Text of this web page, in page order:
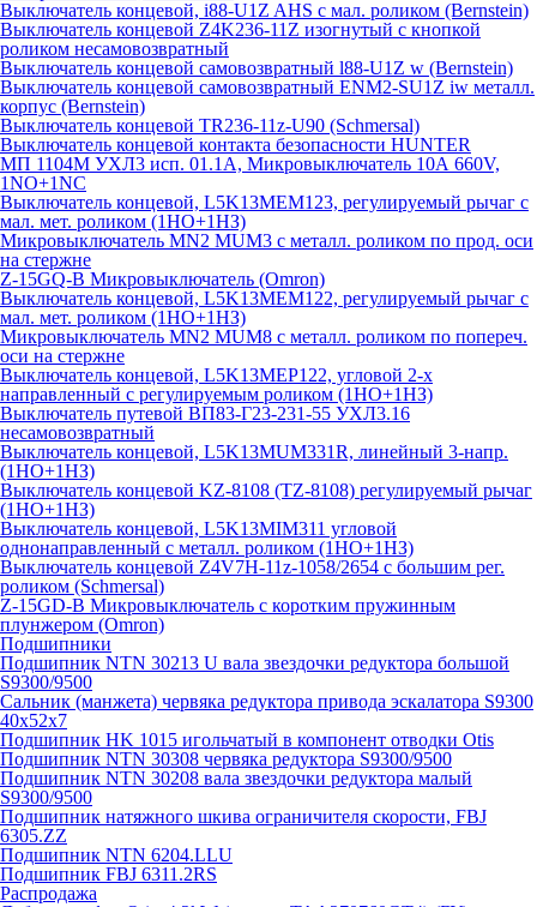
Выключатель концевой, i88-U1Z AHS с мал. роликом (Bernstein)
Выключатель концевой Z4K236-11Z изогнутый с кнопкой
роликом несамовозвратный
Выключатель концевой самовозвратный l88-U1Z w (Bernstein)
Выключатель концевой самовозвратный ENM2-SU1Z iw металл.
корпус (Bernstein)
Выключатель концевой TR236-11z-U90 (Schmersal)
Выключатель концевой контакта безопасности HUNTER
МП 1104М УХЛ3 исп. 01.1А, Микровыключатель 10А 660V,
1NO+1NC
Выключатель концевой, L5K13MEM123, регулируемый рычаг с
мал. мет. роликом (1НО+1НЗ)
Микровыключатель MN2 MUM3 с металл. роликом по прод. оси
на стержне
Z-15GQ-B Микровыключатель (Omron)
Выключатель концевой, L5K13MEM122, регулируемый рычаг с
мал. мет. роликом (1НО+1НЗ)
Микровыключатель MN2 MUM8 с металл. роликом по попереч.
оси на стержне
Выключатель концевой, L5K13MEP122, угловой 2-х
направленный с регулируемым роликом (1НО+1НЗ)
Выключатель путевой ВП83-Г23-231-55 УХЛ3.16
несамовозвратный
Выключатель концевой, L5K13MUM331R, линейный 3-напр.
(1НО+1НЗ)
Выключатель концевой KZ-8108 (TZ-8108) регулируемый рычаг
(1НО+1НЗ)
Выключатель концевой, L5K13MIM311 угловой
однонаправленный с металл. роликом (1НО+1НЗ)
Выключатель концевой Z4V7H-11z-1058/2654 с большим рег.
роликом (Schmersal)
Z-15GD-B Микровыключатель с коротким пружинным
плунжером (Omron)
Подшипники
Подшипник NTN 30213 U вала звездочки редуктора большой
S9300/9500
Сальник (манжета) червяка редуктора привода эскалатора S9300
40х52х7
Подшипник HK 1015 игольчатый в компонент отводки Otis
Подшипник NTN 30308 червяка редуктора S9300/9500
Подшипник NTN 30208 вала звездочки редуктора малый
S9300/9500
Подшипник натяжного шкива ограничителя скорости, FBJ
6305.ZZ
Подшипник NTN 6204.LLU
Подшипник FBJ 6311.2RS
Распродажа